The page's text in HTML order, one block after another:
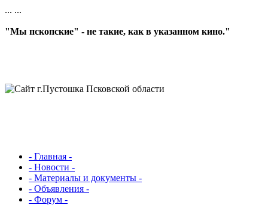
... ...
"Мы пскопские" - не такие, как в указанном кино."
- Главная -
- Новости -
- Материалы и документы -
- Объявления -
- Форум -